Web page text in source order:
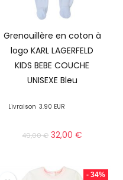
Grenouillère en coton à
logo KARL LAGERFELD
KIDS BEBE COUCHE
UNISEXE Bleu
Livraison 3.90 EUR
49,00€ 32,00€
- 34%